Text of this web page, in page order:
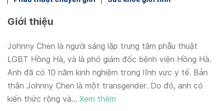
Giới thiệu
Johnny Chen là người sáng lập trung tâm phẫu thuật
LGBT Hồng Hà, và là phó giám đốc bệnh viện Hồng Hà.
Anh đã có 10 năm kinh nghiệm trong lĩnh vực y tế. Bản
thân Johnny Chen là một transgender. Do đó, anh có
kiến thức rộng và... Xem thêm